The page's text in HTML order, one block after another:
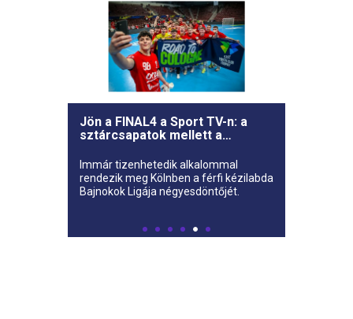
Jön a FINAL4 a Sport TV-n: a
sztárcsapatok mellett a
Kölnben
Immár tizenhetedik alkalommal
rendezik meg Kölnben a férfi kézilabda
Bajnokok Ligája négyesdöntőjét.